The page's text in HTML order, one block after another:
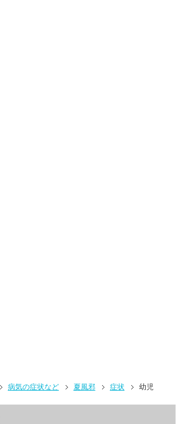
病気の症状など 夏風邪 症状 幼児